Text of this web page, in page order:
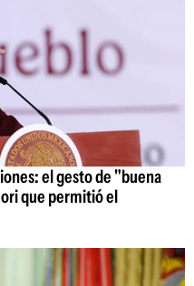
el gesto de "buena
que permitió el